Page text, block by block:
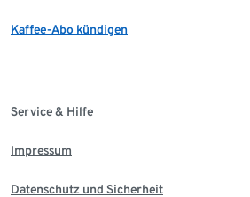
Kaffee-Abo kündigen
Service & Hilfe
Impressum
Datenschutz und Sicherheit